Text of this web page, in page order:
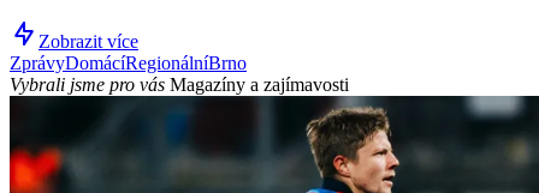
Zobrazit více
ZprávyDomácíRegionálníBrno
Vybrali jsme pro vás Magazíny a zajímavosti